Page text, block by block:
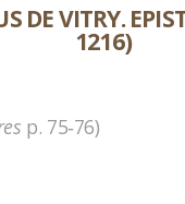
DE VITRY.
1216)
p. 75‑76)